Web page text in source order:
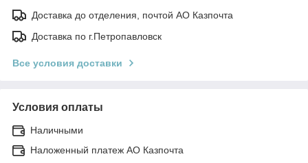
Доставка до отделения, почтой АО Казпочта
Доставка по г.Петропавловск
Все условия доставки
Условия оплаты
Наличными
Наложенный платеж АО Казпочта